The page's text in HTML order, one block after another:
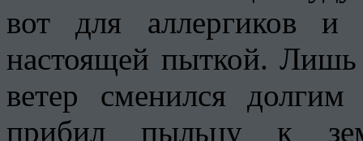
вот для аллергиков и
настоящей пыткой. Лишь
ветер сменился
прибил пыльцу к